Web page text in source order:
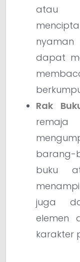
atau
dapat
Rak
barang-
buku
juga
elemen
karakter